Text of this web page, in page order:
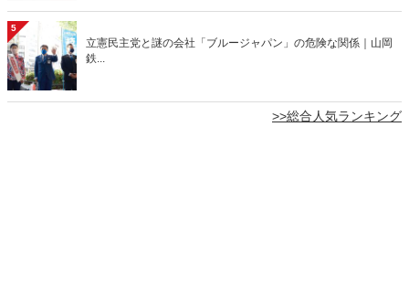
5
立憲民主党と謎の会社「ブルージャパン」の危険な関係｜山岡
鉄...
>>総合人気ランキング